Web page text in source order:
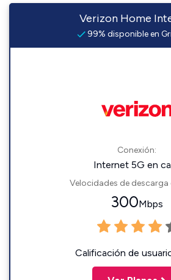
Verizon Home
99% disponible en
Conexión:
Internet 5G en
Velocidades de descarga
300Mbps
Calificación de